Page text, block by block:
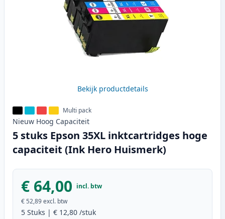
Bekijk productdetails
Multi pack
Nieuw Hoog Capaciteit
5 stuks Epson 35XL inktcartridges hoge
capaciteit (Ink Hero Huismerk)
€ 64,00 incl. btw
€ 52,89excl. btw
5 Stuks | € 12,80 /stuk